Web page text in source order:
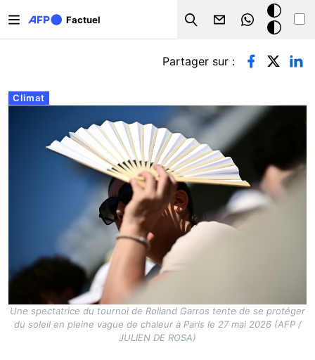
Factuel
Search
Mode
sombre
Onglets principaux
Climat
Partager sur :
Une spectatrice du tournoi de Rolland Garros tente de se protéger
du soleil en pleine vague de chaleur à Paris le 27 mai 2026 (AFP /
JULIEN DE ROSA)